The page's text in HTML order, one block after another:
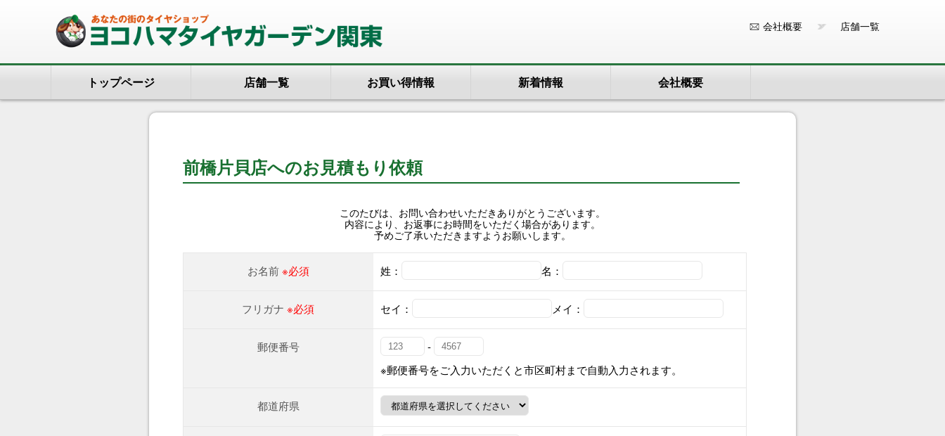
店舗一覧
会社概要
トップページ 店舗一覧 お買い得情報 新着情報 会社概要
前橋片貝店へのお見積もり依頼
このたびは、お問い合わせいただきありがとうございます。
内容により、お返事にお時間をいただく場合があります。
予めご了承いただきますようお願いします。
お名前※必須 姓： 名：
フリガナ ※必須 セイ： メイ：
郵便番号
-
※郵便番号をご入力いただくと市区町村まで自動入力されます。
都道府県